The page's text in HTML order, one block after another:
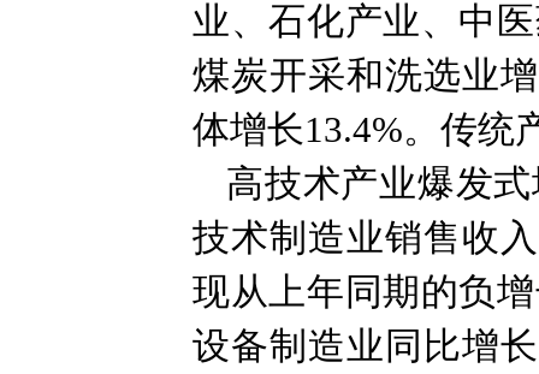
业、石化产业、中
煤炭开采和洗选业
体增长13.4%。传统
高技术产业爆发
技术制造业销售收
现从上年同期的负
设备制造业同比增